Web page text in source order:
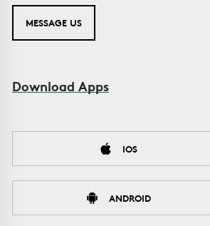
MESSAGE US
Download Apps
IOS
ANDROID